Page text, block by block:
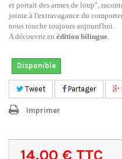
et portait des armes de loup",
jointe à l'extravagance du
nous touche toujours aujourd'hui.
A découvrir en édition bilingue.
Disponible
Tweet Partager
Imprimer
14,00 € TTC